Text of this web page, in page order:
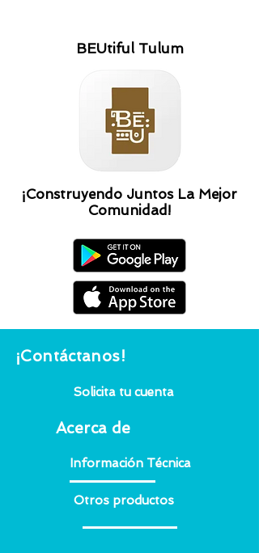
BEUtiful Tulum
¡Construyendo Juntos La Mejor
Comunidad!
¡Contáctanos!
Solicita tu cuenta
Acerca de
Información Técnica
Otros productos